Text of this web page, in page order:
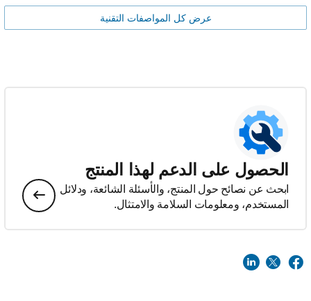
عرض كل المواصفات التقنية
الحصول على الدعم لهذا المنتج
ابحث عن نصائح حول المنتج، والأسئلة الشائعة، ودلائل
المستخدم، ومعلومات السلامة والامتثال.